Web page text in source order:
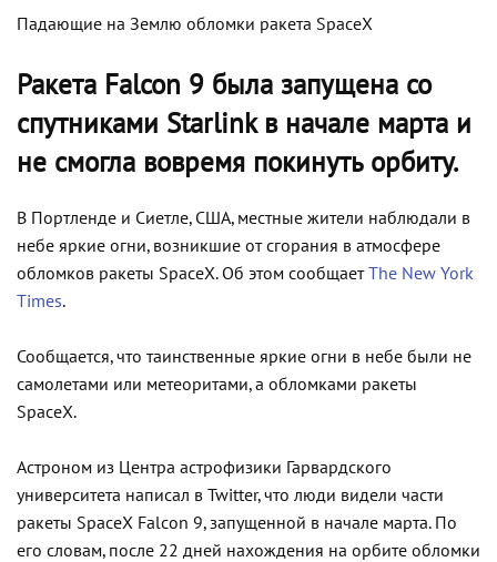
Падающие на Землю обломки ракета SpaceX
Ракета Falcon 9 была запущена со
спутниками Starlink в начале марта и
не смогла вовремя покинуть орбиту.
В Портленде и Сиетле, США, местные жители наблюдали в
небе яркие огни, возникшие от сгорания в атмосфере
обломков ракеты SpaceX. Об этом сообщаетThe New York
Times.
Сообщается, что таинственные яркие огни в небе были не
самолетами или метеоритами, а обломками ракеты
SpaceX.
Астроном из Центра астрофизики Гарвардского
университета написал в Twitter, что люди видели части
ракеты SpaceX Falcon 9, запущенной в начале марта. По
его словам, после 22 дней нахождения на орбите обломки